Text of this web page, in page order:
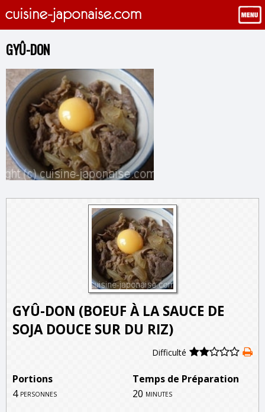
GYÛ-DON
GYÛ-DON (BOEUF À LA SAUCE DE
SOJA DOUCE SUR DU RIZ)
Difficulté
Portions
Temps de Préparation
4 personnes 20 minutes